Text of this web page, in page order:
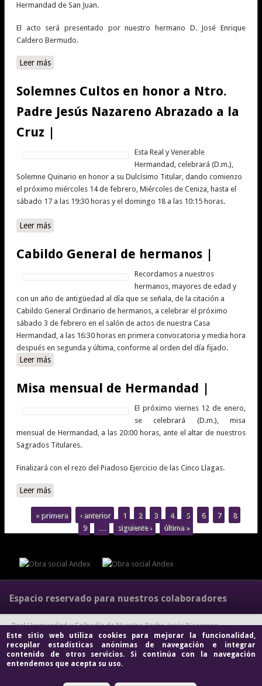
Hermandad de San Juan.
El acto será presentado por nuestro hermano D. José Enrique
Caldero Bermudo.
Leer mássobre XXII Entrega del Llamador |
Solemnes Cultos en honor a Ntro.
Padre Jesús Nazareno Abrazado a la
Cruz |
Esta Real y Venerable
Hermandad, celebrará (D.m.),
Solemne Quinario en honor a su Dulcísimo Titular, dando comienzo
el próximo miércoles 14 de febrero, Miércoles de Ceniza, hasta el
sábado 17 a las 19:30 horas y el domingo 18 a las 10:15 horas.
Leer mássobre Solemnes Cultos en honor a Ntro. Padre Jesús
Cabildo General de hermanos |
Recordamos a nuestros
hermanos, mayores de edad y
con un año de antigüedad al día que se señala, de la citación a
Cabildo General Ordinario de hermanos, a celebrar el próximo
sábado 3 de febrero en el salón de actos de nuestra Casa
Hermandad, a las 16:30 horas en primera convocatoria y media hora
después en segunda y última, conforme al orden del día fijado.
Leer mássobre Cabildo General de hermanos |
Misa mensual de Hermandad |
El próximo viernes 12 de enero,
se celebrará (D.m.), misa
mensual de Hermandad, a las 20:00 horas, ante el altar de nuestros
Sagrados Titulares.
Finalizará con el rezo del Piadoso Ejercicio de las Cinco Llagas.
Leer mássobre Misa mensual de Hermandad |
Páginas
« primera ‹ anterior 1 2 3 4 5 6 7
8
9
siguiente › última »
Espacio reservado para nuestros colaboradores
Real Hermandad y Cofradía de Nuestro Padre Jesús Nazareno
Abrazado a la Cruz y María Santísima de la Amargura. © 2026, Pza.
Este sitio web utiliza cookies para mejorar la funcionalidad,
recopilar estadísticas anónimas de navegación e integrar
contenido de otros servicios. Si continúa con la navegación
entendemos que acepta su uso.